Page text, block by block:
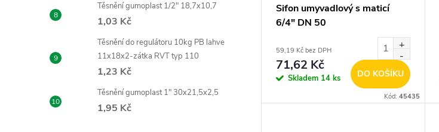
Těsnění gumoplast 1/2" 18,7x10,7
1,03 Kč
Těsnění do regulátoru 10kg PB lahve
11x18x2-zátka RVT typ 110
1,23 Kč
Těsnění gumoplast 1" 30x21,5x2,5
1,95 Kč
Sifon umyvadlový s maticí
6/4" DN 50
59,19 Kč bez DPH
71,62 Kč
Skladem 14 ks DO KOŠÍKU
Kód:45435